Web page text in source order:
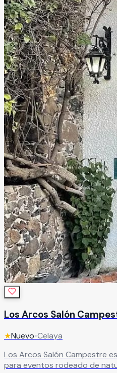
Los Arcos Salón
★Nuevo•Celaya
Los Arcos Salón Campestre
para eventos rodeado de